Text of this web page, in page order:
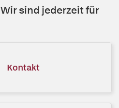
sind jederzeit für
Kontakt